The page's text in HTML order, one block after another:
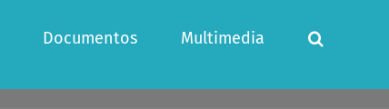
Documentos Multimedia